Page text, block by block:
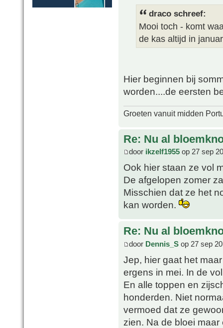
draco schreef:
Mooi toch - komt
de kas altijd in
Hier beginnen bij
worden....de eersten
Groeten vanuit midden
Re: Nu al
door ikzelf1955 op 27 sep
Ook hier staan ze vol
De afgelopen zomer
Misschien dat ze het
kan worden.
Re: Nu al
door Dennis_S op 27 sep
Jep, hier gaat het
ergens in mei. In de
En alle toppen en
honderden. Niet
vermoed dat ze
zien. Na de bloei